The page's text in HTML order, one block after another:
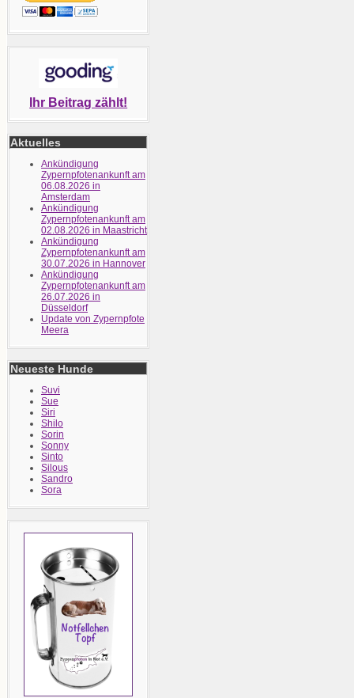
Ihr Beitrag zählt!
Aktuelles
Ankündigung
Zypernpfotenankunft am
06.08.2026 in
Amsterdam
Ankündigung
Zypernpfotenankunft am
02.08.2026 in Maastricht
Ankündigung
Zypernpfotenankunft am
30.07.2026 in Hannover
Ankündigung
Zypernpfotenankunft am
26.07.2026 in
Düsseldorf
Update von Zypernpfote
Meera
Neueste Hunde
Suvi
Sue
Siri
Shilo
Sorin
Sonny
Sinto
Silous
Sandro
Sora